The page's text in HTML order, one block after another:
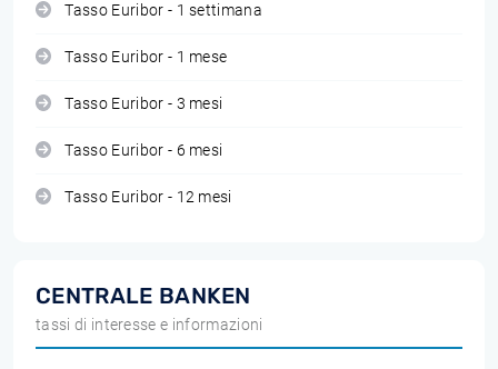
Tasso Euribor - 1 settimana
Tasso Euribor - 1 mese
Tasso Euribor - 3 mesi
Tasso Euribor - 6 mesi
Tasso Euribor - 12 mesi
CENTRALE BANKEN
tassi di interesse e informazioni